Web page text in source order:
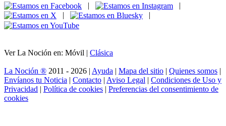
|
|
|
|
Ver La Noción en: Móvil | Clásica
La Noción ® 2011 - 2026 | Ayuda | Mapa del sitio | Quienes somos |
Envíanos tu Noticia | Contacto | Aviso Legal | Condiciones de Uso y
Privacidad | Política de cookies | Preferencias del consentimiento de
cookies